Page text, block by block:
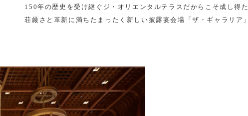
150年の歴史を受け継ぐジ・オリエンタルテラスだからこそ成し得た
荘厳さと革新に満ちたまったく新しい披露宴会場「ザ・ギャラリア」